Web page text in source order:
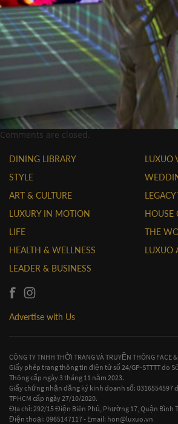
Comments are closed.
DINING LIBRARY
STYLE
ART & CULTURE
LUXURY IN MOTION
LIFE
HEALTH & WELLNESS
LEADER & BUSINESS
LUXUO
HOUSE
THE
LUXUO
Advertise with Us
CÔNG TY TNHH THỜI TRANG VÀ TRUYỀN THÔNG FACE
Giấy phép trang thông tin điện tử số 24/GP-STTTT do
Thông cấp ngày 3 tháng 11 năm 2023.
Giấy chứng nhận đăng ký kinh doanh số: 0316554597
TPHCM cấp ngày 27/10/2020.
Địa chỉ: 292/15 Điện Biên Phủ, Phường 17, Quận Bình
Điện thoại: 0965147117 - Email: hon@luxuo.vn